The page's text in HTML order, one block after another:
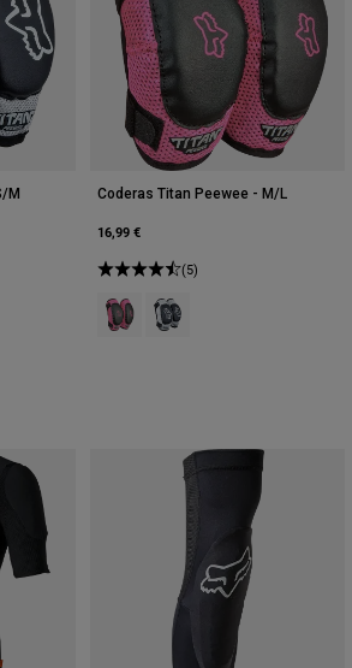
M
Rosa.
of Negro/Plata.
Coderas Titan Peewee - M/L
16,99 €
(5)
Product swatch type of Negro/
Product swatch type of